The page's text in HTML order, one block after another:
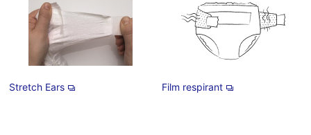
Stretch Ears Film respirant